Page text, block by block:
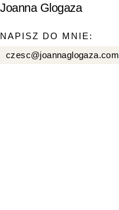
Joanna Glogaza
NAPISZ DO MNIE:
czesc@joannaglogaza.com